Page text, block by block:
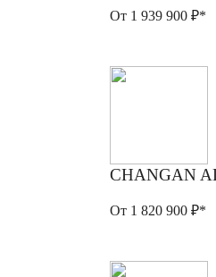
От 1 939 900 ₽*
CHANGAN
От 1 820 900 ₽*